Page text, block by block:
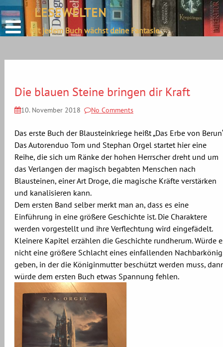
define('DISALLOW_FILE_EDIT', true);
define('DISALLOW_FILE_MODS', true);
content
LESEWELTEN
Mit jedem Buch wächst deine Fantasie.
Die blauen Steine bringen dir Kraft
10. November 2018 No Comments
Das erste Buch der Blausteinkriege heißt „Das Erbe von
Das Autorenduo Tom und Stephan Orgel startet hier eine
Reihe, die sich um Ränke der hohen Herrscher dreht und um
das Verlangen der magisch begabten Menschen nach
Blausteinen, einer Art Droge, die magische Kräfte verstärken
und kanalisieren kann.
Dem ersten Band selber merkt man an, dass es eine
Einführung in eine größere Geschichte ist. Die Charaktere
werden vorgestellt und ihre Verflechtung wird eingefädelt.
Kleinere Kapitel erzählen die Geschichte rundherum. Würde
nicht eine größere Schlacht eines einfallenden
geben, in der die Königinmutter beschützt werden muss,
würde dem ersten Buch etwas Spannung fehlen.